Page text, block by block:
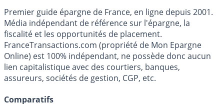
FranceTransactions.com
Premier guide épargne de France, en ligne depuis 2001.
Média indépendant de référence sur l'épargne, la
fiscalité et les opportunités de placement.
FranceTransactions.com (propriété de Mon Epargne
Online) est 100% indépendant, ne possède donc aucun
lien capitalistique avec des courtiers, banques,
assureurs, sociétés de gestion, CGP, etc.